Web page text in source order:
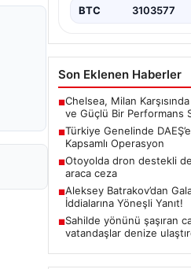
BTC 3103577
Son Eklenen Haberler
■Chelsea, Milan Karşısında
ve Güçlü Bir Performans
■Türkiye Genelinde
Kapsamlı Operasyon
■Otoyolda dron destekli
araca ceza
■Aleksey Batrakov’dan
İddialarına Yöneşli Yanıt!
■Sahilde yönünü şaşıran
vatandaşlar denize